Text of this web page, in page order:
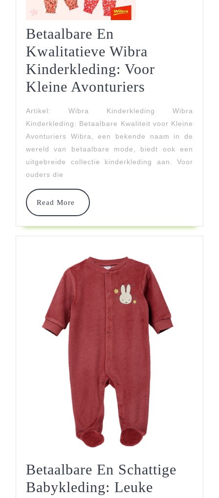
Betaalbare En
Kwalitatieve Wibra
Kinderkleding: Voor
Kleine Avonturiers
Wibra
Artikel: Wibra Kinderkleding Wibra
Kinderkleding: Betaalbare Kwaliteit voor Kleine
Avonturiers Wibra, een bekende naam in de
wereld van betaalbare mode, biedt ook een
uitgebreide collectie kinderkleding aan. Voor
ouders die
Read More
Read
More
Betaalbare En Schattige
Babykleding: Leuke